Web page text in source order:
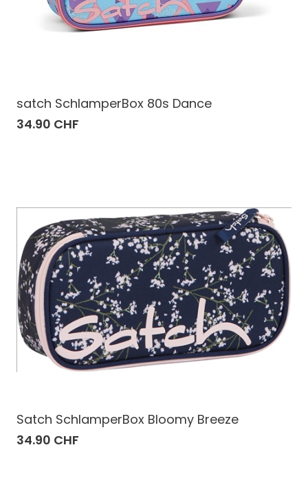
satch SchlamperBox 80s Dance
34.90 CHF
Satch SchlamperBox Bloomy Breeze
34.90 CHF